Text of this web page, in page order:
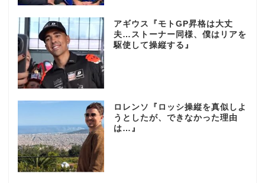
アギウス『モトGP昇格は大丈
夫…ストーナー同様、僕はリアを
駆使して操縦する』
ロレンソ『ロッシ操縦を真似しよ
うとしたが、できなかった理由
は…』